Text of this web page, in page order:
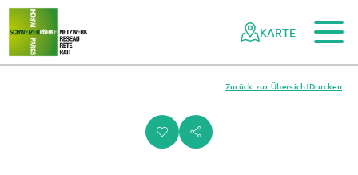
Navigieren
Netzwerk
Schweizer
Schnellnavigation
Zum Hauptinhalt
Zur mobilen Navigation
Zur Suche
Zum Fussbereich
Zur Sitemap
KARTE
i s
Drucken
Zurück zur Übersicht